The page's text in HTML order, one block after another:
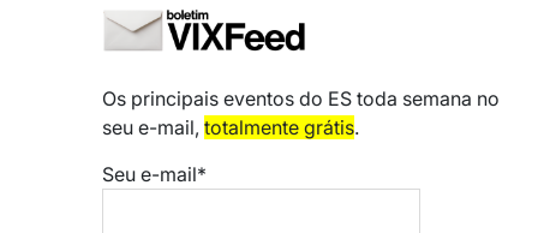
Os principais eventos do ES toda semana no
seu e-mail, totalmente grátis.
Seu e-mail*